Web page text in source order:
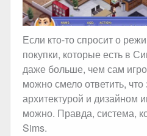
Если кто-то спросит о
покупки, которые есть в
даже больше, чем сам
можно смело ответить, что
архитектурой и дизайном
можно. Правда, система,
Sims.